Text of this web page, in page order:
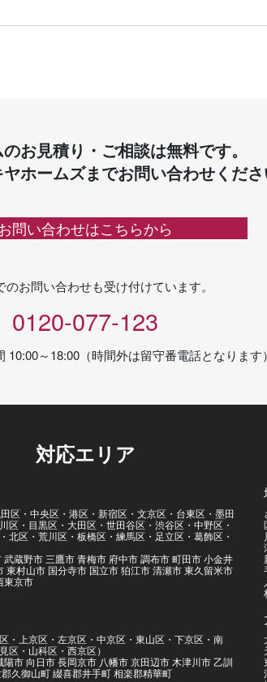
お見積り・ご相談は無料です。
ホームズまでお問い合わせくだ
問い合わせはこちらから
のお問い合わせも受け付けています。
0120-077-123
10:00～18:00（時間外は留守番電話となります
対応エリア
区・中央区・港区・新宿区・文京区・台東区・墨田
区・目黒区・大田区・世田谷区・渋谷区・中野区・
北区・荒川区・板橋区・練馬区・足立区・葛飾区・
武蔵野市 三鷹市 青梅市 府中市 調布市 町田市 小金井
東村山市 国分寺市 国立市 狛江市 清瀬市 東久留米市
東京市
・上京区・左京区・中京区・東山区・下京区・南
区・山科区・西京区）
陽市 向日市 長岡京市 八幡市 京田辺市 木津川市 乙訓
久御山町 綴喜郡井手町 相楽郡精華町